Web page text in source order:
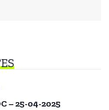
– 25-04-2025